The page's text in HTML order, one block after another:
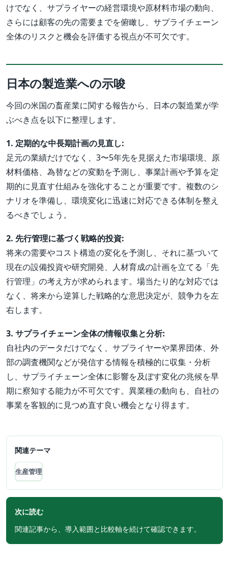
けでなく、サプライヤーの経営環境や原材料市場の動向、
さらには顧客の先の需要までを俯瞰し、サプライチェーン
全体のリスクと機会を評価する視点が不可欠です。
日本の製造業への示唆
今回の米国の畜産業に関する報告から、日本の製造業が学
ぶべき点を以下に整理します。
1. 定期的な中長期計画の見直し:
足元の業績だけでなく、3〜5年先を見据えた市場環境、原
材料価格、為替などの変動を予測し、事業計画や予算を定
期的に見直す仕組みを強化することが重要です。複数のシ
ナリオを準備し、環境変化に迅速に対応できる体制を整え
るべきでしょう。
2. 先行管理に基づく戦略的投資:
将来の需要やコスト構造の変化を予測し、それに基づいて
現在の設備投資や研究開発、人材育成の計画を立てる「先
行管理」の考え方が求められます。場当たり的な対応では
なく、将来から逆算した戦略的な意思決定が、競争力を左
右します。
3. サプライチェーン全体の情報収集と分析:
自社内のデータだけでなく、サプライヤーや業界団体、外
部の調査機関などが発信する情報を積極的に収集・分析
し、サプライチェーン全体に影響を及ぼす変化の兆候を早
期に察知する能力が不可欠です。異業種の動向も、自社の
事業を客観的に見つめ直す良い機会となり得ます。
関連テーマ
生産管理
次に読む
関連記事から、導入範囲と比較軸を続けて確認できます。